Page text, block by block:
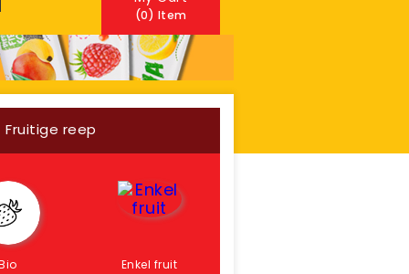
(0) Item
Fruitige reep
Enkel fruit